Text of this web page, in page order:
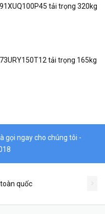
tải trọng 320kg
tải trọng 165kg
gọi ngay cho chúng tôi -
quốc